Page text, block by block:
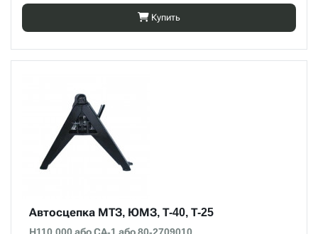
Купить
Автосцепка МТЗ, ЮМЗ, Т-40, Т-25